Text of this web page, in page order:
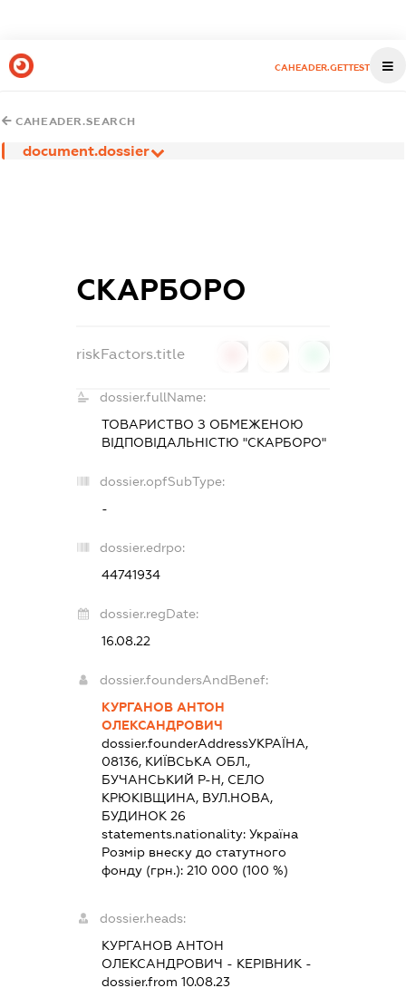
CAHEADER.GETTEST
CAHEADER.SEARCH
document.dossier
СКАРБОРО
riskFactors.title
dossier.fullName:
ТОВАРИСТВО З ОБМЕЖЕНОЮ
ВІДПОВІДАЛЬНІСТЮ "СКАРБОРО"
dossier.opfSubType:
-
dossier.edrpo:
44741934
dossier.regDate:
16.08.22
dossier.foundersAndBenef:
КУРГАНОВ АНТОН
ОЛЕКСАНДРОВИЧ
dossier.founderAddressУКРАЇНА,
08136, КИЇВСЬКА ОБЛ.,
БУЧАНСЬКИЙ Р-Н, СЕЛО
КРЮКІВЩИНА, ВУЛ.НОВА,
БУДИНОК 26
statements.nationality:Україна
Розмір внеску до статутного
фонду (грн.):210 000 (100 %)
dossier.heads:
КУРГАНОВ АНТОН
ОЛЕКСАНДРОВИЧ - КЕРІВНИК -
dossier.from 10.08.23